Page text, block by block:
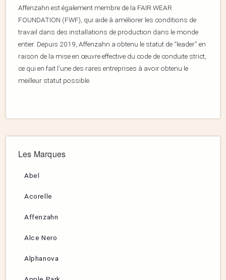
Affenzahn est également membre de la FAIR WEAR
FOUNDATION (FWF), qui aide à améliorer les conditions de
travail dans des installations de production dans le monde
entier. Depuis 2019, Affenzahn a obtenu le statut de “leader” en
raison de la mise en œuvre effective du code de conduite strict,
ce qui en fait l’une des rares entreprises à avoir obtenu le
meilleur statut possible.
Les Marques
Abel
Acorelle
Affenzahn
Alce Nero
Alphanova